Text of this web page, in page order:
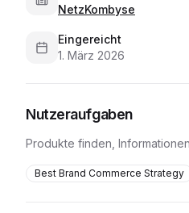
NetzKombyse
Eingereicht
1. März 2026
Nutzeraufgaben
Produkte finden,
Best Brand Commerce Strategy